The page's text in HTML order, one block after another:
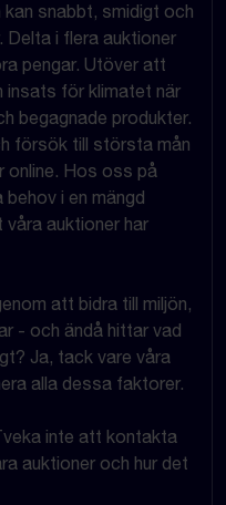
snabbt, smidigt och
Delta i flera auktioner
pengar. Utöver att
insats för klimatet när
begagnade produkter.
försök till största mån
online. Hos oss på
i en mängd
auktioner har
att bidra till miljön,
- och ändå hittar vad
Ja, tack vare våra
alla dessa faktorer.
inte att kontakta
auktioner och hur det